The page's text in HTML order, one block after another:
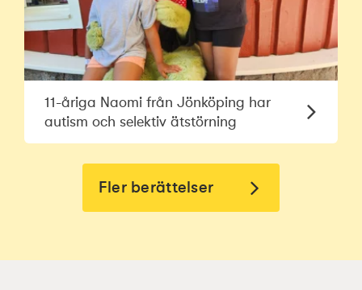
11-åriga Naomi från Jönköping har
autism och selektiv ätstörning
Fler berättelser